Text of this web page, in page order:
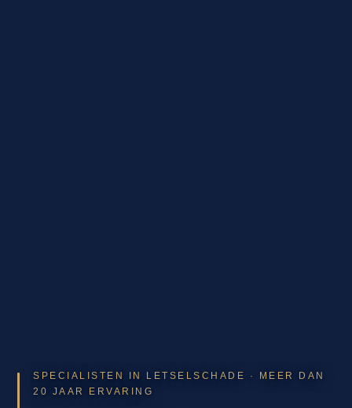
SPECIALISTEN IN LETSELSCHADE · MEER DAN
20 JAAR ERVARING